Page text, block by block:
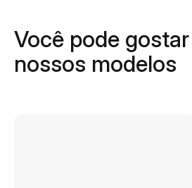
Você pode
nossos modelos